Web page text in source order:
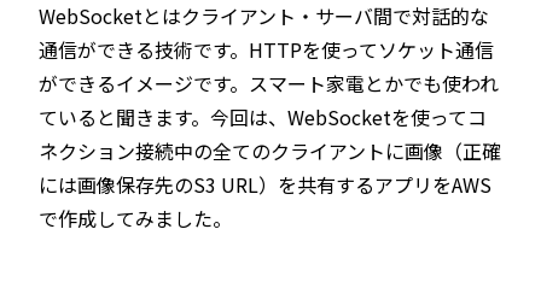
WebSocketとはクライアント・サーバ間で対話的な
通信ができる技術です。HTTPを使ってソケット通信
ができるイメージです。スマート家電とかでも使われ
ていると聞きます。今回は、WebSocketを使ってコ
ネクション接続中の全てのクライアントに画像（正確
には画像保存先のS3 URL）を共有するアプリをAWS
で作成してみました。